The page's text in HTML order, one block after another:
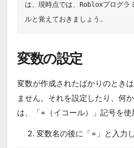
は、現時点では、Robloxプログラ
ルと覚えておきましょう。
変数の設定
変数が作成されたばかりのとき
ません。それを設定したり、何
は、「=（イコール）」記号を使
変数名の後に「=」と入力し